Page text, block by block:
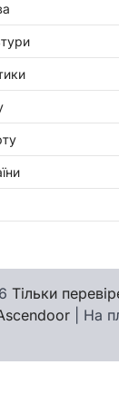
Тільки
| На